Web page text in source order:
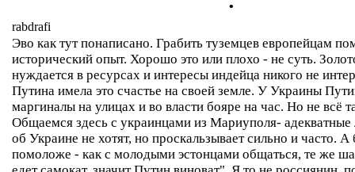
rabdrafi
Эво как тут понаписано. Грабить туземцев европейцам
исторический опыт. Хорошо это или плохо - не суть.
нуждается в ресурсах и интересы индейца никого не
Путина имела это счастье на своей земле. У Украины
маргиналы на улицах и во власти бояре на час. Но не всё
Общаемся здесь с украинцами из Мариуполя- адекватные
об Украине не хотят, но проскальзывает сильно и часто. А
помоложе - как с молодыми эстонцами общаться, те же